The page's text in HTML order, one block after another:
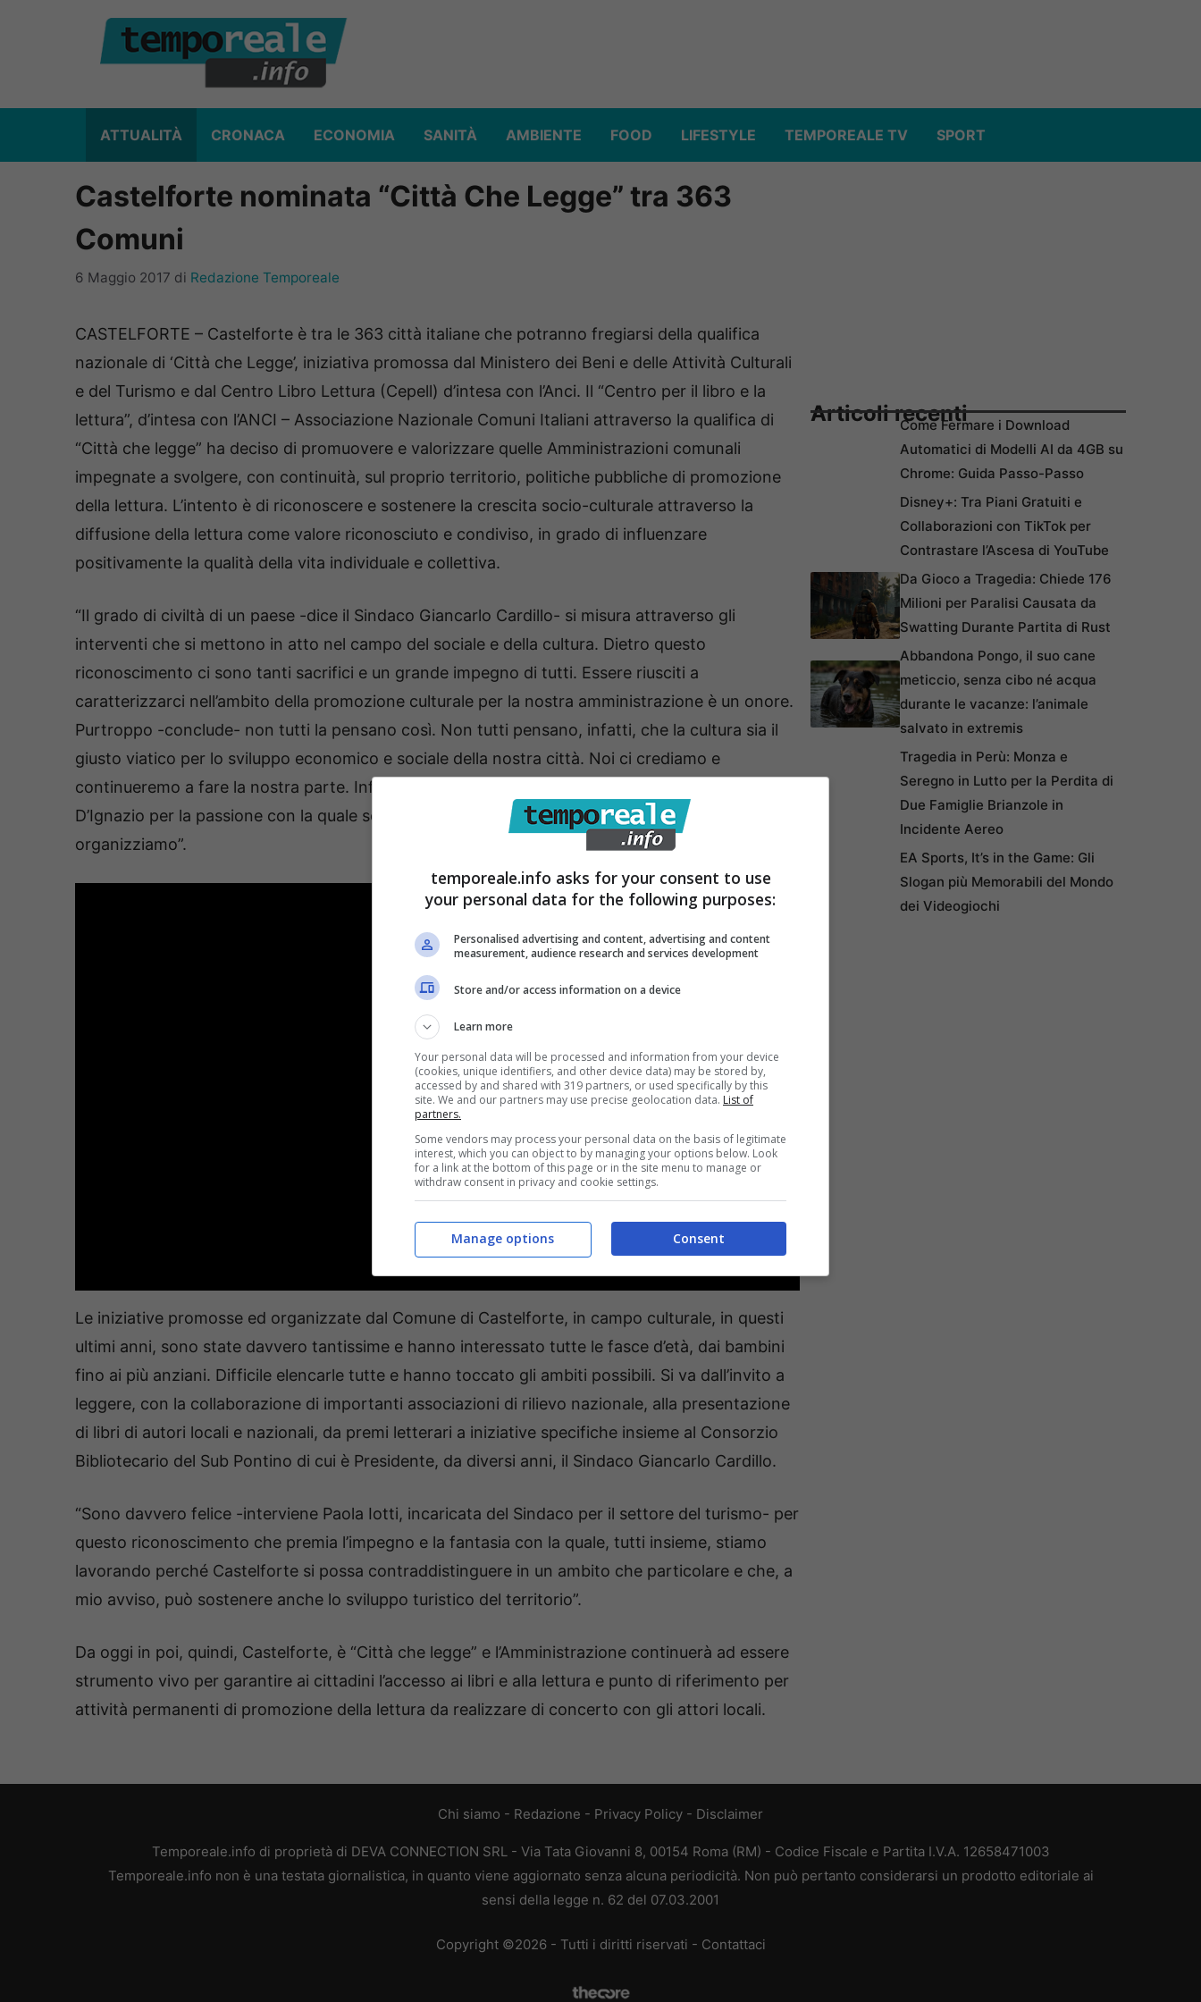
ATTUALITÀ CRONACA ECONOMIA SANITÀ AMBIENTE FOOD LIFESTYLE TEMPOREALE TV SPORT
Castelforte nominata “Città Che Legge” tra 363
Comuni
6 Maggio 2017 di Redazione Temporeale
CASTELFORTE – Castelforte è tra le 363 città italiane che potranno fregiarsi della qualifica
nazionale di ‘Città che Legge’, iniziativa promossa dal Ministero dei Beni e delle Attività Culturali
e del Turismo e dal Centro Libro Lettura (Cepell) d’intesa con l’Anci. Il “Centro per il libro e la
lettura”, d’intesa con l’ANCI – Associazione Nazionale Comuni Italiani attraverso la qualifica di
“Città che legge” ha deciso di promuovere e valorizzare quelle Amministrazioni comunali
impegnate a svolgere, con continuità, sul proprio territorio, politiche pubbliche di promozione
della lettura. L’intento è di riconoscere e sostenere la crescita socio-culturale attraverso la
diffusione della lettura come valore riconosciuto e condiviso, in grado di influenzare
positivamente la qualità della vita individuale e collettiva.
“Il grado di civiltà di un paese -dice il Sindaco Giancarlo Cardillo- si misura attraverso gli
interventi che si mettono in atto nel campo del sociale e della cultura. Dietro questo
riconoscimento ci sono tanti sacrifici e un grande impegno di tutti. Essere riusciti a
caratterizzarci nell’ambito della promozione culturale per la nostra amministrazione è un onore.
Purtroppo -conclude- non tutti la pensano così. Non tutti pensano, infatti, che la cultura sia il
giusto viatico per lo sviluppo economico e sociale della nostra città. Noi ci crediamo e
continueremo a fare la nostra parte. Infine ringrazio la bibliotecaria comunale dott.ssa Rossella
D’Ignazio per la passione con la quale segue tutte le iniziative che promuoviamo e
organizziamo”.
Le iniziative promosse ed organizzate dal Comune di Castelforte, in campo culturale, in questi
ultimi anni, sono state davvero tantissime e hanno interessato tutte le fasce d’età, dai bambini
fino ai più anziani. Difficile elencarle tutte e hanno toccato gli ambiti possibili. Si va dall’invito a
leggere, con la collaborazione di importanti associazioni di rilievo nazionale, alla presentazione
di libri di autori locali e nazionali, da premi letterari a iniziative specifiche insieme al Consorzio
Bibliotecario del Sub Pontino di cui è Presidente, da diversi anni, il Sindaco Giancarlo Cardillo.
“Sono davvero felice -interviene Paola Iotti, incaricata del Sindaco per il settore del turismo- per
questo riconoscimento che premia l’impegno e la fantasia con la quale, tutti insieme, stiamo
lavorando perché Castelforte si possa contraddistinguere in un ambito che particolare e che, a
mio avviso, può sostenere anche lo sviluppo turistico del territorio”.
Da oggi in poi, quindi, Castelforte, è “Città che legge” e l’Amministrazione continuerà ad essere
strumento vivo per garantire ai cittadini l’accesso ai libri e alla lettura e punto di riferimento per
attività permanenti di promozione della lettura da realizzare di concerto con gli attori locali.
Articoli recentiCome Fermare i Download
Automatici di Modelli AI da 4GB su
Chrome: Guida Passo-Passo
Disney+: Tra Piani Gratuiti e
Collaborazioni con TikTok per
Contrastare l’Ascesa di YouTube
Da Gioco a Tragedia: Chiede 176
Milioni per Paralisi Causata da
Swatting Durante Partita di Rust
Abbandona Pongo, il suo cane
meticcio, senza cibo né acqua
durante le vacanze: l’animale
salvato in extremis
Tragedia in Perù: Monza e
Seregno in Lutto per la Perdita di
Due Famiglie Brianzole in
Incidente Aereo
EA Sports, It’s in the Game: Gli
Slogan più Memorabili del Mondo
dei Videogiochi
Chi siamo - Redazione - Privacy Policy - Disclaimer
Temporeale.info di proprietà di DEVA CONNECTION SRL - Via Tata Giovanni 8, 00154 Roma (RM) - Codice Fiscale e Partita I.V.A. 12658471003
Temporeale.info non è una testata giornalistica, in quanto viene aggiornato senza alcuna periodicità. Non può pertanto considerarsi un prodotto editoriale ai
sensi della legge n. 62 del 07.03.2001
Copyright ©2026 - Tutti i diritti riservati - Contattaci
temporeale.info asks for your consent to use
your personal data for the following purposes:
Personalised advertising and content, advertising and content
measurement, audience research and services development
Store and/or access information on a device
Learn more
Your personal data will be processed and information from your device
(cookies, unique identifiers, and other device data) may be stored by,
accessed by and shared with 319 partners, or used specifically by this
site. We and our partners may use precise geolocation data. List of
partners.
Some vendors may process your personal data on the basis of legitimate
interest, which you can object to by managing your options below. Look
for a link at the bottom of this page or in the site menu to manage or
withdraw consent in privacy and cookie settings.
Consent
Manage options